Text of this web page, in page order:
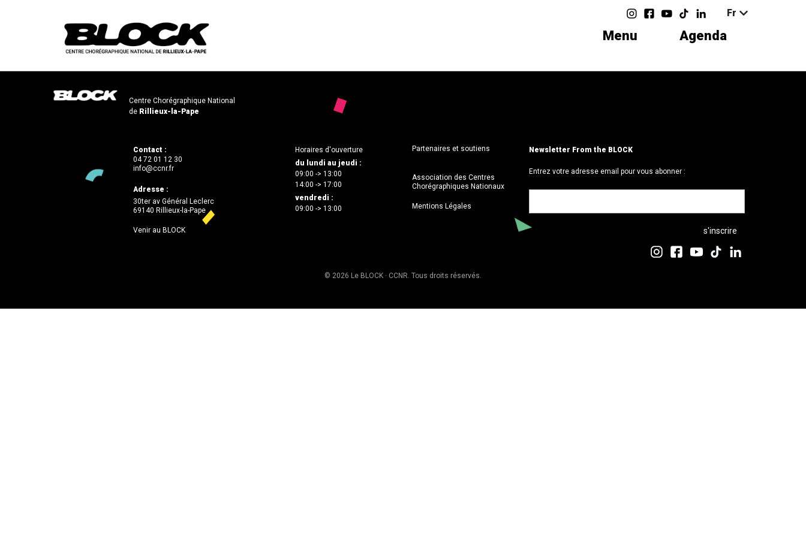
Fr
Menu Agenda
Centre Chorégraphique National
de Rillieux-la-Pape
Contact :
04 72 01 12 30
info@ccnr.fr
Adresse :
30ter av Général Leclerc
69140 Rillieux-la-Pape
Venir au BLOCK
Horaires d'ouverture
du lundi au jeudi :
09:00 -> 13:00
14:00 -> 17:00
vendredi :
09:00 -> 13:00
Partenaires et soutiens
Association des Centres
Chorégraphiques Nationaux
Mentions Légales
Newsletter From the BLOCK
Entrez votre adresse email pour vous abonner :
© 2026 Le BLOCK · CCNR. Tous droits réservés.